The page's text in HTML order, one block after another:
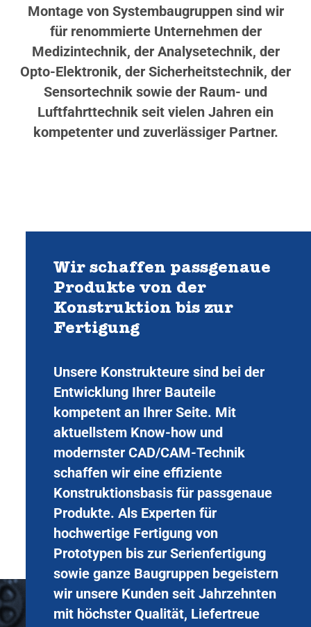
Montage von Systembaugruppen sind wir
für renommierte Unternehmen der
Medizintechnik, der Analysetechnik, der
Opto-Elektronik, der Sicherheitstechnik, der
Sensortechnik sowie der Raum- und
Luftfahrttechnik seit vielen Jahren ein
kompetenter und zuverlässiger Partner.
Wir schaffen passgenaue
Produkte von der
Konstruktion bis zur
Fertigung
Unsere Konstrukteure sind bei der
Entwicklung Ihrer Bauteile
kompetent an Ihrer Seite. Mit
aktuellstem Know-how und
modernster CAD/CAM-Technik
schaffen wir eine effiziente
Konstruktionsbasis für passgenaue
Produkte. Als Experten für
hochwertige Fertigung von
Prototypen bis zur Serienfertigung
sowie ganze Baugruppen begeistern
wir unsere Kunden seit Jahrzehnten
mit höchster Qualität, Liefertreue